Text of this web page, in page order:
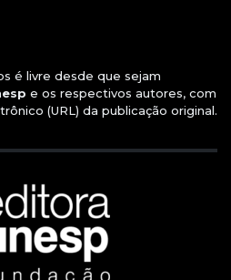
é livre desde que sejam
e os respectivos autores, com
(URL) da publicação original.